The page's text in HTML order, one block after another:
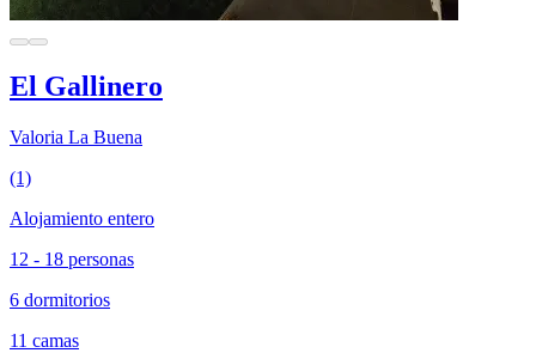
El Gallinero
Valoria La Buena
(1)
Alojamiento entero
12 - 18 personas
6 dormitorios
11 camas